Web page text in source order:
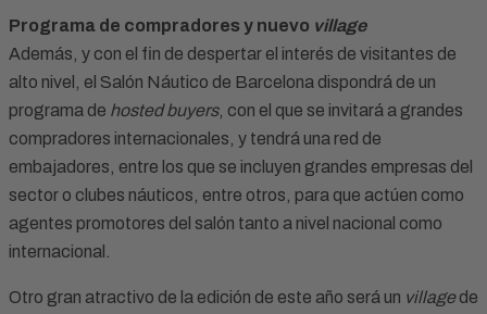
Programa de compradores y nuevo village
Además, y con el fin de despertar el interés de visitantes de
alto nivel, el Salón Náutico de Barcelona dispondrá de un
programa de hosted buyers, con el que se invitará a grandes
compradores internacionales, y tendrá una red de
embajadores, entre los que se incluyen grandes empresas del
sector o clubes náuticos, entre otros, para que actúen como
agentes promotores del salón tanto a nivel nacional como
internacional.
Otro gran atractivo de la edición de este año será un villagede